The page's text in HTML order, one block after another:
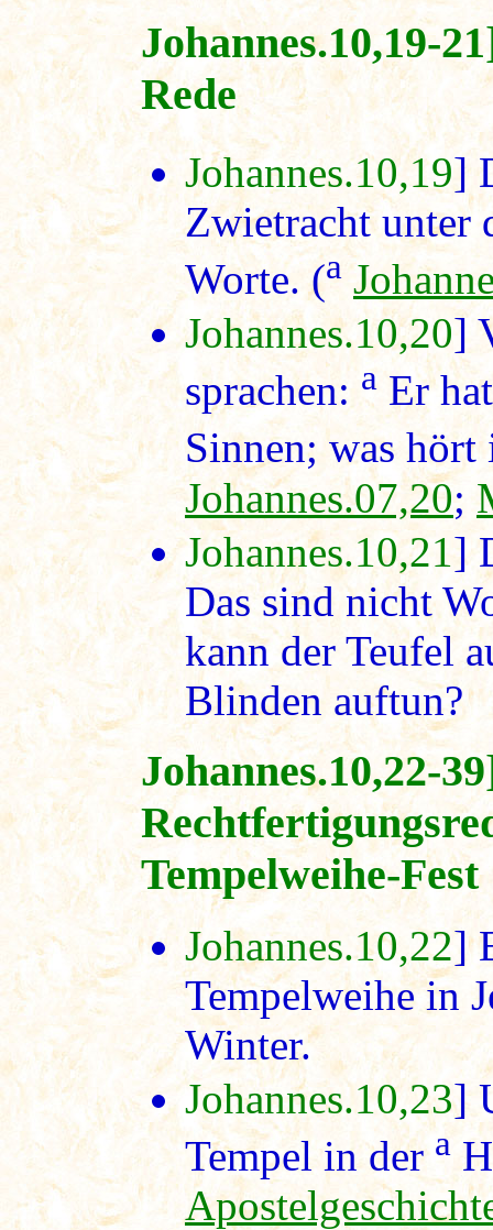
Johannes.10,19-
Rede
Johannes.10,19]
Zwietracht unter
Worte. (a
Johannes.10,20]
sprachen: a Er
Sinnen; was
Johannes.07,20;
Johannes.10,21]
Das sind nicht
kann der Teufel
Blinden auftun?
Johannes.10,22-
Tempelweihe-Fest
Johannes.10,22]
Tempelweihe in
Winter.
Johannes.10,23]
Tempel in dera